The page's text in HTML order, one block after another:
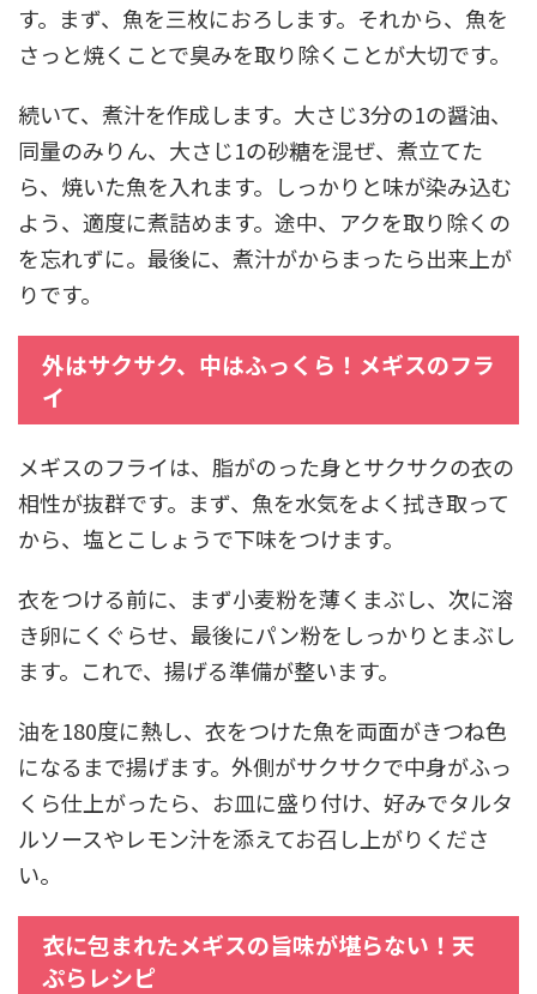
す。まず、魚を三枚におろします。それから、魚を
さっと焼くことで臭みを取り除くことが大切です。
続いて、煮汁を作成します。大さじ3分の1の醤油、
同量のみりん、大さじ1の砂糖を混ぜ、煮立てた
ら、焼いた魚を入れます。しっかりと味が染み込む
よう、適度に煮詰めます。途中、アクを取り除くの
を忘れずに。最後に、煮汁がからまったら出来上が
りです。
外はサクサク、中はふっくら！メギスのフラ
イ
メギスのフライは、脂がのった身とサクサクの衣の
相性が抜群です。まず、魚を水気をよく拭き取って
から、塩とこしょうで下味をつけます。
衣をつける前に、まず小麦粉を薄くまぶし、次に溶
き卵にくぐらせ、最後にパン粉をしっかりとまぶし
ます。これで、揚げる準備が整います。
油を180度に熱し、衣をつけた魚を両面がきつね色
になるまで揚げます。外側がサクサクで中身がふっ
くら仕上がったら、お皿に盛り付け、好みでタルタ
ルソースやレモン汁を添えてお召し上がりくださ
い。
衣に包まれたメギスの旨味が堪らない！天
ぷらレシピ